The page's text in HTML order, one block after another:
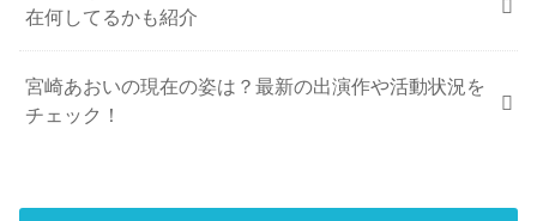
在何してるかも紹介
宮崎あおいの現在の姿は？最新の出演作や活動状況を
チェック！